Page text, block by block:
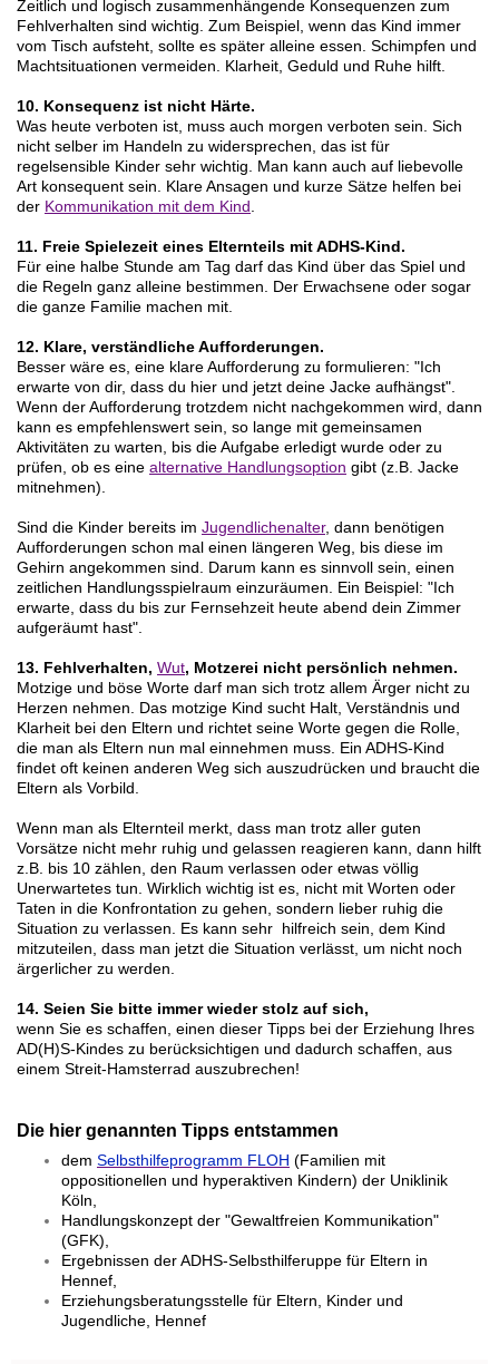
Zeitlich und logisch zusammenhängende Konsequenzen zum
Fehlverhalten sind wichtig. Zum Beispiel, wenn das Kind immer
vom Tisch aufsteht, sollte es später alleine essen. Schimpfen und
Machtsituationen vermeiden. Klarheit, Geduld und Ruhe hilft.
10. Konsequenz ist nicht Härte.
Was heute verboten ist, muss auch morgen verboten sein. Sich
nicht selber im Handeln zu widersprechen, das ist für
regelsensible Kinder sehr wichtig. Man kann auch auf liebevolle
Art konsequent sein. Klare Ansagen und kurze Sätze helfen bei
der Kommunikation mit dem Kind
11. Freie Spielezeit eines Elternteils mit ADHS-Kind.
Für eine halbe Stunde am Tag darf das Kind über das Spiel und
die Regeln ganz alleine bestimmen. Der Erwachsene oder sogar
die ganze Familie machen mit.
12. Klare, verständliche Aufforderungen.
Besser wäre es, eine klare Aufforderung zu formulieren: "Ich
erwarte von dir, dass du hier und jetzt deine Jacke aufhängst".
Wenn der Aufforderung trotzdem nicht nachgekommen wird, dann
kann es empfehlenswert sein, so lange mit gemeinsamen
Aktivitäten zu warten, bis die Aufgabe erledigt wurde oder zu
prüfen, ob es eine alternative Handlungsoption gibt (z.B. Jacke
mitnehmen).
Sind die Kinder bereits im Jugendlichenalter, dann benötigen
Aufforderungen schon mal einen längeren Weg, bis diese im
Gehirn angekommen sind. Darum kann es sinnvoll sein, einen
zeitlichen Handlungsspielraum einzuräumen. Ein Beispiel: "Ich
erwarte, dass du bis zur Fernsehzeit heute abend dein Zimmer
aufgeräumt hast".
13. Fehlverhalten, Wut, Motzerei nicht persönlich nehmen.
Motzige und böse Worte darf man sich trotz allem Ärger nicht zu
Herzen nehmen. Das motzige Kind sucht Halt, Verständnis und
Klarheit bei den Eltern und richtet seine Worte gegen die Rolle,
die man als Eltern nun mal einnehmen muss. Ein ADHS-Kind
findet oft keinen anderen Weg sich auszudrücken und braucht die
Eltern als Vorbild.
Wenn man als Elternteil merkt, dass man trotz aller guten
Vorsätze nicht mehr ruhig und gelassen reagieren kann, dann hilft
z.B. bis 10 zählen, den Raum verlassen oder etwas völlig
Unerwartetes tun. Wirklich wichtig ist es, nicht mit Worten oder
Taten in die Konfrontation zu gehen, sondern lieber ruhig die
Situation zu verlassen. Es kann sehr hilfreich sein, dem Kind
mitzuteilen, dass man jetzt die Situation verlässt, um nicht noch
ärgerlicher zu werden.
14. Seien Sie bitte immer wieder stolz auf sich,
wenn Sie es schaffen, einen dieser Tipps bei der Erziehung Ihres
AD(H)S-Kindes zu berücksichtigen und dadurch schaffen, aus
einem Streit-Hamsterrad auszubrechen!
Die hier genannten Tipps entstammen
dem Selbsthilfeprogramm FLOH (Familien mit
oppositionellen und hyperaktiven Kindern) der Uniklinik
Köln,
Handlungskonzept der "Gewaltfreien Kommunikation"
(GFK),
Ergebnissen der ADHS-Selbsthilferuppe für Eltern in
Hennef,
Erziehungsberatungsstelle für Eltern, Kinder und
Jugendliche, Hennef